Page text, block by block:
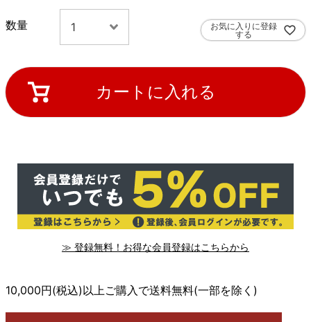
お気に入りに登録
する
カートに入れる
≫ 登録無料！お得な会員登録はこちらから
10,000円(税込)以上ご購入で送料無料(一部を除く)